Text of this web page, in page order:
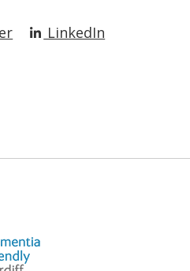
LinkedIn